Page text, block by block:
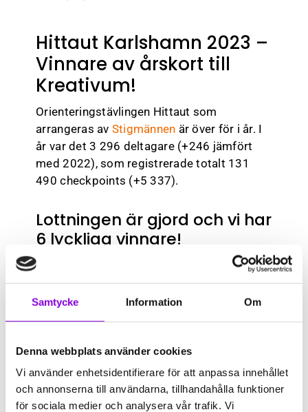
Samtycke Information Om
Denna webbplats använder cookies
Vi använder enhetsidentifierare för att anpassa innehållet
och annonserna till användarna, tillhandahålla funktioner
för sociala medier och analysera vår trafik. Vi
På gång
Nyhetsbrev
Kontakt
Hittaut Karlshamn 2023 –
Vinnare av årskort till
Kreativum!
Orienteringstävlingen Hittaut som
arrangeras av Stigmännen är över för i år. I
år var det 3 296 deltagare (+246 jämfört
med 2022), som registrerade totalt 131
490 checkpoints (+5 337).
Lottningen är gjord och vi har
6 lyckliga vinnare!
Stigmännen har lottat 6 lyckliga vinnare av
ett årskort till ett värde av 480 kr. Alla
vinnarna har fått meddelande från
Årskortet kan hämtas i vår reception.
med legitimation när du ska hämta din
vinst.